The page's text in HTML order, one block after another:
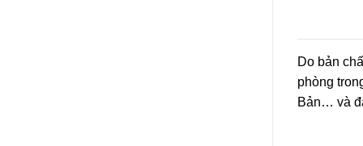
Do bản
phòng
Bản… và